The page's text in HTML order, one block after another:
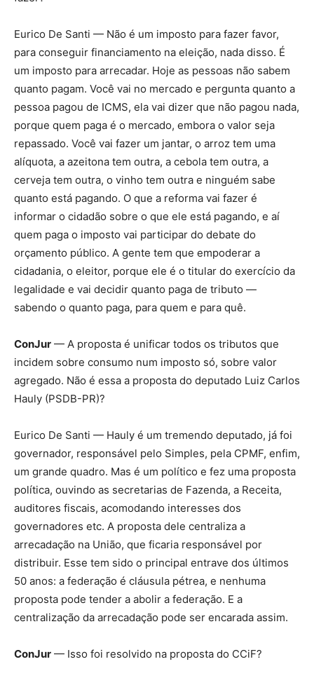
Eurico De Santi — Não é um imposto para fazer favor,
para conseguir financiamento na eleição, nada disso. É
um imposto para arrecadar. Hoje as pessoas não sabem
quanto pagam. Você vai no mercado e pergunta quanto a
pessoa pagou de ICMS, ela vai dizer que não pagou nada,
porque quem paga é o mercado, embora o valor seja
repassado. Você vai fazer um jantar, o arroz tem uma
alíquota, a azeitona tem outra, a cebola tem outra, a
cerveja tem outra, o vinho tem outra e ninguém sabe
quanto está pagando. O que a reforma vai fazer é
informar o cidadão sobre o que ele está pagando, e aí
quem paga o imposto vai participar do debate do
orçamento público. A gente tem que empoderar a
cidadania, o eleitor, porque ele é o titular do exercício da
legalidade e vai decidir quanto paga de tributo —
sabendo o quanto paga, para quem e para quê.
ConJur — A proposta é unificar todos os tributos que
incidem sobre consumo num imposto só, sobre valor
agregado. Não é essa a proposta do deputado Luiz Carlos
Hauly (PSDB-PR)?
Eurico De Santi — Hauly é um tremendo deputado, já foi
governador, responsável pelo Simples, pela CPMF, enfim,
um grande quadro. Mas é um político e fez uma proposta
política, ouvindo as secretarias de Fazenda, a Receita,
auditores fiscais, acomodando interesses dos
governadores etc. A proposta dele centraliza a
arrecadação na União, que ficaria responsável por
distribuir. Esse tem sido o principal entrave dos últimos
50 anos: a federação é cláusula pétrea, e nenhuma
proposta pode tender a abolir a federação. E a
centralização da arrecadação pode ser encarada assim.
ConJur — Isso foi resolvido na proposta do CCiF?